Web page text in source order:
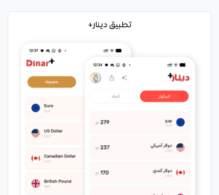
تطبيق دينار+